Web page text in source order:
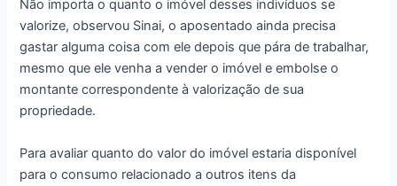
Não importa o quanto o imóvel desses indivíduos se
valorize, observou Sinai, o aposentado ainda precisa
gastar alguma coisa com ele depois que pára de trabalhar,
mesmo que ele venha a vender o imóvel e embolse o
montante correspondente à valorização de sua
propriedade.
Para avaliar quanto do valor do imóvel estaria disponível
para o consumo relacionado a outros itens da